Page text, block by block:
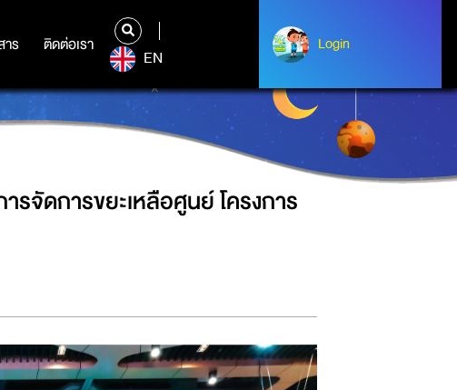
าร ติดต่อเรา
าร ติดต่อเรา
EN
Login
Login
NSM GO ZERO WASTE AWARD
รจัดการขยะเหลือศูนย์ โครงการ